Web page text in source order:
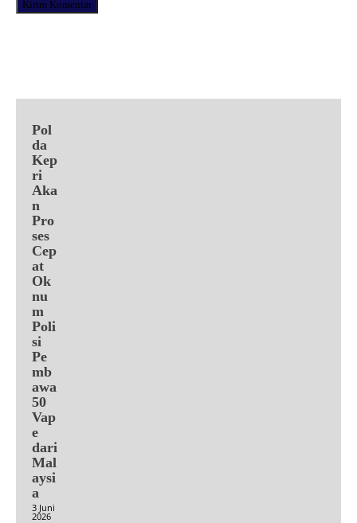
Pol
da
Kep
ri
Aka
n
Pro
ses
Cep
at
Ok
nu
m
Poli
si
Pe
mb
awa
50
Vap
e
dari
Mal
aysi
a
3 Juni
2026